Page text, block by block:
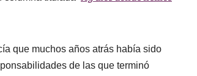
que muchos años atrás había sido
de las que terminó